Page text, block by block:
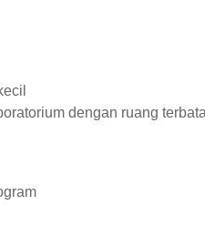
dengan ruang